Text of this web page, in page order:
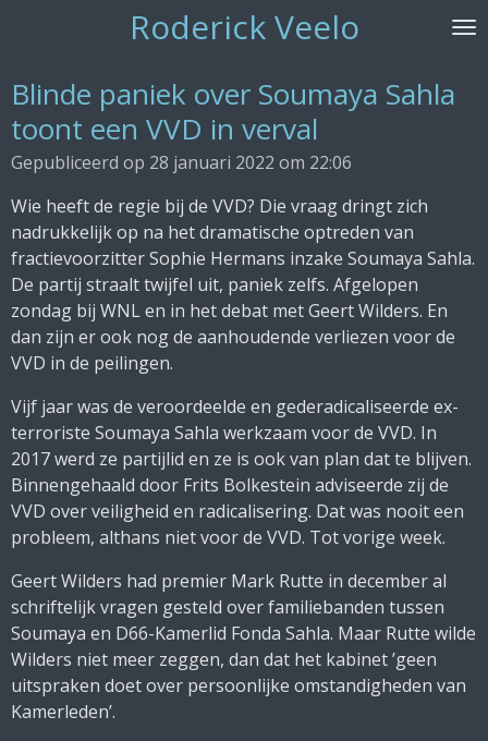
de
hoofdinhoud
Roderick Veelo
Blinde paniek over Soumaya Sahla
toont een VVD in verval
Gepubliceerd op 28 januari 2022 om 22:06
Wie heeft de regie bij de VVD? Die vraag dringt zich
nadrukkelijk op na het dramatische optreden van
fractievoorzitter Sophie Hermans inzake Soumaya Sahla.
De partij straalt twijfel uit, paniek zelfs. Afgelopen
zondag bij WNL en in het debat met Geert Wilders. En
dan zijn er ook nog de aanhoudende verliezen voor de
VVD in de peilingen.
Vijf jaar was de veroordeelde en gederadicaliseerde ex-
terroriste Soumaya Sahla werkzaam voor de VVD. In
2017 werd ze partijlid en ze is ook van plan dat te blijven.
Binnengehaald door Frits Bolkestein adviseerde zij de
VVD over veiligheid en radicalisering. Dat was nooit een
probleem, althans niet voor de VVD. Tot vorige week.
Geert Wilders had premier Mark Rutte in december al
schriftelijk vragen gesteld over familiebanden tussen
Soumaya en D66-Kamerlid Fonda Sahla. Maar Rutte wilde
Wilders niet meer zeggen, dan dat het kabinet ’geen
uitspraken doet over persoonlijke omstandigheden van
Kamerleden’.